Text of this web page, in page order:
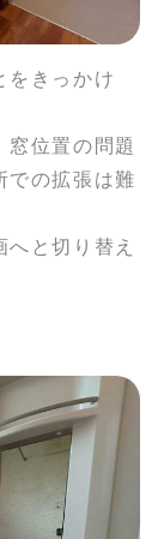
をきっかけ
窓位置の問題
での拡張は難
と切り替え